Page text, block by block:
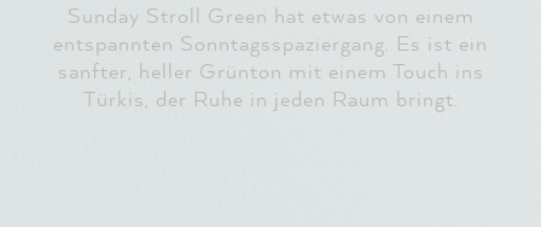
Sunday Stroll Green hat etwas von einem
entspannten Sonntagsspaziergang. Es ist ein
sanfter, heller Grünton mit einem Touch ins
Türkis, der Ruhe in jeden Raum bringt.